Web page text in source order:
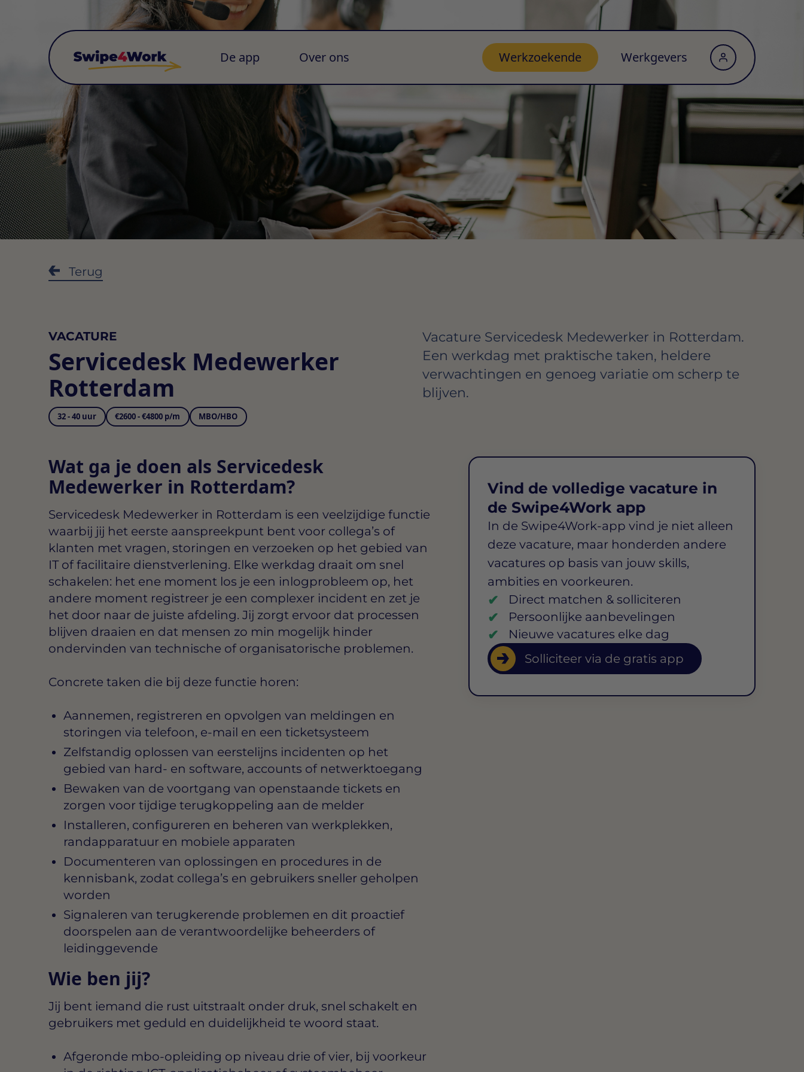
De app Over ons Werkzoekende Werkgevers
Terug
VACATURE
Servicedesk Medewerker
Rotterdam
32 - 40 uur €2600 - €4800 p/m MBO/HBO
Vacature Servicedesk Medewerker in Rotterdam.
Een werkdag met praktische taken, heldere
verwachtingen en genoeg variatie om scherp te
blijven.
Wat ga je doen als Servicedesk
Medewerker in Rotterdam?
Servicedesk Medewerker in Rotterdam is een veelzijdige functie
waarbij jij het eerste aanspreekpunt bent voor collega’s of
klanten met vragen, storingen en verzoeken op het gebied van
IT of facilitaire dienstverlening. Elke werkdag draait om snel
schakelen: het ene moment los je een inlogprobleem op, het
andere moment registreer je een complexer incident en zet je
het door naar de juiste afdeling. Jij zorgt ervoor dat processen
blijven draaien en dat mensen zo min mogelijk hinder
ondervinden van technische of organisatorische problemen.
Concrete taken die bij deze functie horen:
Aannemen, registreren en opvolgen van meldingen en
storingen via telefoon, e-mail en een ticketsysteem
Zelfstandig oplossen van eerstelijns incidenten op het
gebied van hard- en software, accounts of netwerktoegang
Bewaken van de voortgang van openstaande tickets en
zorgen voor tijdige terugkoppeling aan de melder
Installeren, configureren en beheren van werkplekken,
randapparatuur en mobiele apparaten
Documenteren van oplossingen en procedures in de
kennisbank, zodat collega’s en gebruikers sneller geholpen
worden
Signaleren van terugkerende problemen en dit proactief
doorspelen aan de verantwoordelijke beheerders of
leidinggevende
Wie ben jij?
Jij bent iemand die rust uitstraalt onder druk, snel schakelt en
gebruikers met geduld en duidelijkheid te woord staat.
Afgeronde mbo-opleiding op niveau drie of vier, bij voorkeur
Vind de volledige vacature in
de Swipe4Work app
In de Swipe4Work-app vind je niet alleen
deze vacature, maar honderden andere
vacatures op basis van jouw skills,
ambities en voorkeuren.
Direct matchen & solliciteren
Persoonlijke aanbevelingen
Nieuwe vacatures elke dag
Solliciteer via de gratis app